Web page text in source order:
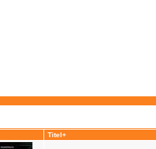
Titel+